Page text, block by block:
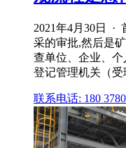
2021年4月30日 ·
采的审批,然后是
查单位、企业、
登记管理机关（受
联系电话: 180 3780